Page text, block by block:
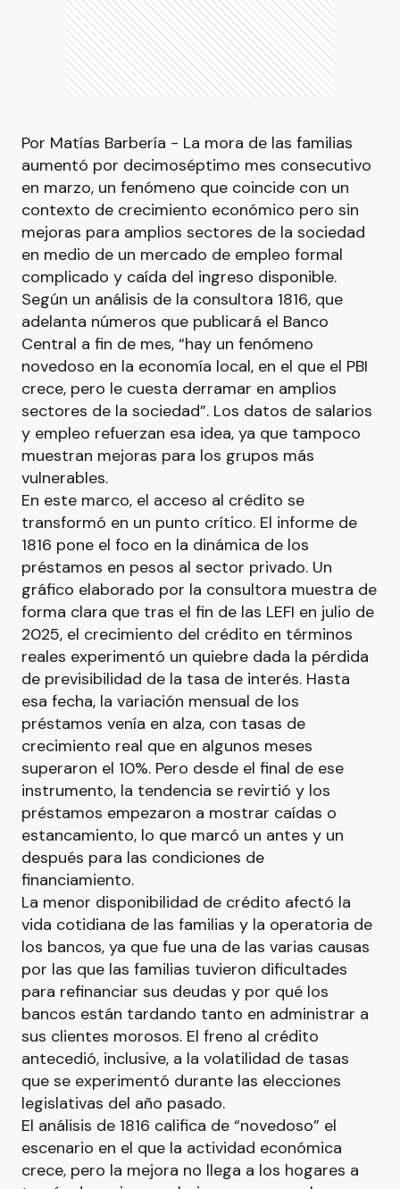
Por Matías Barbería - La mora de las familias
aumentó por decimoséptimo mes consecutivo
en marzo, un fenómeno que coincide con un
contexto de crecimiento económico pero sin
mejoras para amplios sectores de la sociedad
en medio de un mercado de empleo formal
complicado y caída del ingreso disponible.
Según un análisis de la consultora 1816, que
adelanta números que publicará el Banco
Central a fin de mes, “hay un fenómeno
novedoso en la economía local, en el que el PBI
crece, pero le cuesta derramar en amplios
sectores de la sociedad”. Los datos de salarios
y empleo refuerzan esa idea, ya que tampoco
muestran mejoras para los grupos más
vulnerables.
En este marco, el acceso al crédito se
transformó en un punto crítico. El informe de
1816 pone el foco en la dinámica de los
préstamos en pesos al sector privado. Un
gráfico elaborado por la consultora muestra de
forma clara que tras el fin de las LEFI en julio de
2025, el crecimiento del crédito en términos
reales experimentó un quiebre dada la pérdida
de previsibilidad de la tasa de interés. Hasta
esa fecha, la variación mensual de los
préstamos venía en alza, con tasas de
crecimiento real que en algunos meses
superaron el 10%. Pero desde el final de ese
instrumento, la tendencia se revirtió y los
préstamos empezaron a mostrar caídas o
estancamiento, lo que marcó un antes y un
después para las condiciones de
financiamiento.
La menor disponibilidad de crédito afectó la
vida cotidiana de las familias y la operatoria de
los bancos, ya que fue una de las varias causas
por las que las familias tuvieron dificultades
para refinanciar sus deudas y por qué los
bancos están tardando tanto en administrar a
sus clientes morosos. El freno al crédito
antecedió, inclusive, a la volatilidad de tasas
que se experimentó durante las elecciones
legislativas del año pasado.
El análisis de 1816 califica de “novedoso” el
escenario en el que la actividad económica
crece, pero la mejora no llega a los hogares a